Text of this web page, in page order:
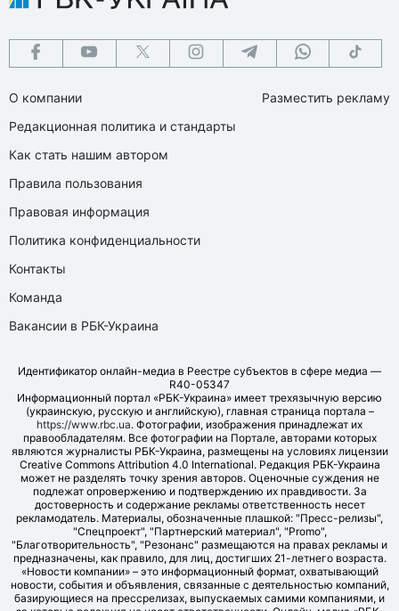
О компании
Редакционная политика и стандарты
Как стать нашим автором
Правила пользования
Правовая информация
Политика конфиденциальности
Контакты
Команда
Вакансии в РБК-Украина
Разместить рекламу
Идентификатор онлайн-медиа в Реестре субъектов в сфере медиа —
R40-05347
Информационный портал «РБК-Украина» имеет трехязычную версию
(украинскую, русскую и английскую), главная страница портала –
https://www.rbc.ua. Фотографии, изображения принадлежат их
правообладателям. Все фотографии на Портале, авторами которых
являются журналисты РБК-Украина, размещены на условиях лицензии
Creative Commons Attribution 4.0 International. Редакция РБК-Украина
может не разделять точку зрения авторов. Оценочные суждения не
подлежат опровержению и подтверждению их правдивости. За
достоверность и содержание рекламы ответственность несет
рекламодатель. Материалы, обозначенные плашкой: "Пресс-релизы",
"Спецпроект", "Партнерский материал", "Promo",
"Благотворительность", "Резонанс" размещаются на правах рекламы и
предназначены, как правило, для лиц, достигших 21-летнего возраста.
«Новости компании» – это информационный формат, охватывающий
новости, события и объявления, связанные с деятельностью компаний,
базирующиеся на прессрелизах, выпускаемых самими компаниями, и